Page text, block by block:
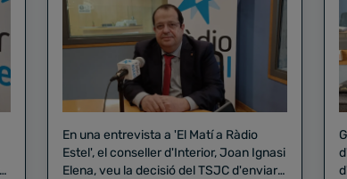
En una entrevista a 'El Matí a Ràdio
Estel', el conseller d'Interior, Joan Ignasi
Elena, veu la decisió del TSJC d'enviar a